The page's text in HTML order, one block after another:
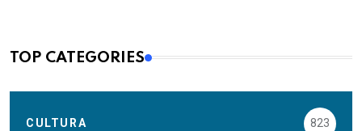
TOP CATEGORIES
CULTURA 823